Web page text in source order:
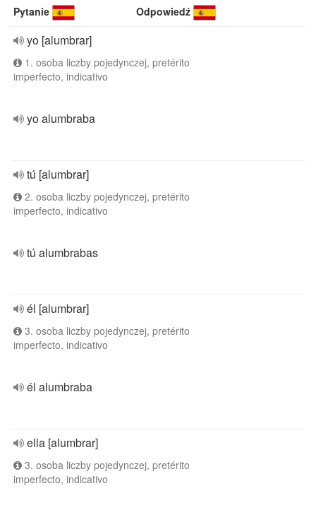
Pytanie Odpowiedź
yo [alumbrar]
1. osoba liczby pojedynczej, pretérito
imperfecto, indicativo
yo alumbraba
tú [alumbrar]
2. osoba liczby pojedynczej, pretérito
imperfecto, indicativo
tú alumbrabas
él [alumbrar]
3. osoba liczby pojedynczej, pretérito
imperfecto, indicativo
él alumbraba
ella [alumbrar]
3. osoba liczby pojedynczej, pretérito
imperfecto, indicativo